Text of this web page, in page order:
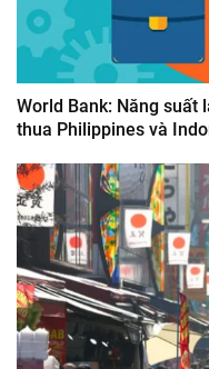
World Bank: Năng suất
thua Philippines và